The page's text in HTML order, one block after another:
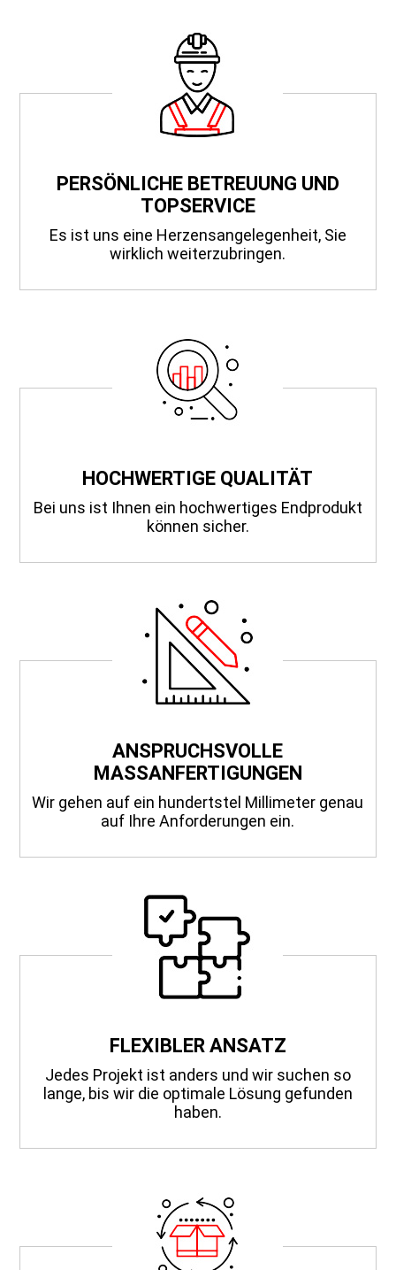
PERSÖNLICHE BETREUUNG UND
TOPSERVICE
Es ist uns eine Herzensangelegenheit, Sie
wirklich weiterzubringen.
HOCHWERTIGE QUALITÄT
Bei uns ist Ihnen ein hochwertiges Endprodukt
können sicher.
ANSPRUCHSVOLLE
MASSANFERTIGUNGEN
Wir gehen auf ein hundertstel Millimeter genau
auf Ihre Anforderungen ein.
FLEXIBLER ANSATZ
Jedes Projekt ist anders und wir suchen so
lange, bis wir die optimale Lösung gefunden
haben.